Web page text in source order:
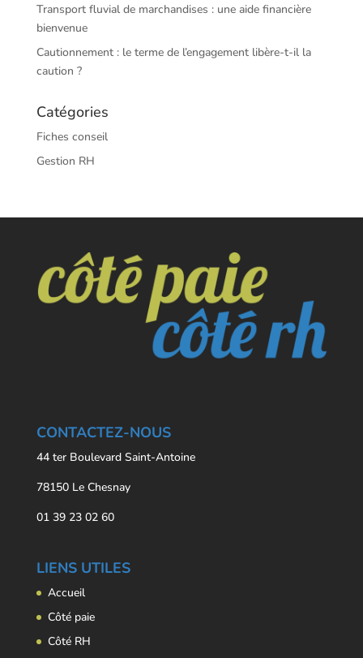
Transport fluvial de marchandises : une aide financière
bienvenue
Cautionnement : le terme de l’engagement libère-t-il la
caution ?
Catégories
Fiches conseil
Gestion RH
CONTACTEZ-NOUS
44 ter Boulevard Saint-Antoine
78150 Le Chesnay
01 39 23 02 60
LIENS UTILES
Accueil
Côté paie
Côté RH